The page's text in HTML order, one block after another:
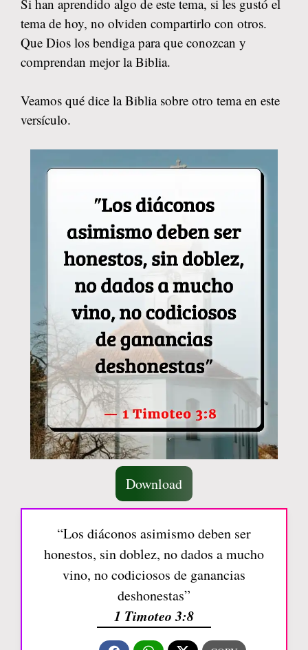
Si han aprendido algo de este tema, si les gustó el
tema de hoy, no olviden compartirlo con otros.
Que Dios los bendiga para que conozcan y
comprendan mejor la Biblia.
Veamos qué dice la Biblia sobre otro tema en este
versículo.
Download
“Los diáconos asimismo deben ser
honestos, sin doblez, no dados a mucho
vino, no codiciosos de ganancias
deshonestas”
1 Timoteo 3:8